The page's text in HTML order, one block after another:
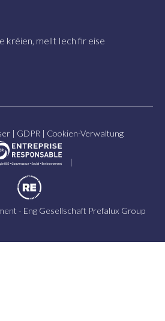
kréien, mellt Iech fir eise
| GDPR | Cookien-Verwaltung
|
- Eng Gesellschaft Prefalux Group